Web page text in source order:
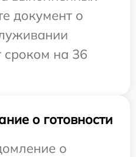
документ о
сроком на 36
о готовности
о